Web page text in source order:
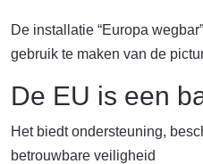
De installatie “Europa
gebruik te maken van de
De EU is een
Het biedt ondersteuning,
betrouwbare veiligheid